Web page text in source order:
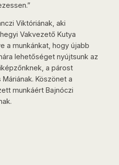
Viktóriának, aki
Vakvezető Kutya
a munkánkat, hogy újabb
lehetőséget nyújtsunk az
a párost
Köszönet a
munkáért Bajnóczi